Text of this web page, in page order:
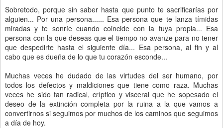
Sobretodo, porque sin saber hasta que punto te sacrificarías por
alguien... Por una persona...... Esa persona que te lanza tímidas
miradas y te sonríe cuando coincide con la tuya propia... Esa
persona con la que deseas que el tiempo no avanze para no tener
que despedirte hasta el siguiente día... Esa persona, al fin y al
cabo que es dueña de lo que tu corazón esconde...
Muchas veces he dudado de las virtudes del ser humano, por
todos los defectos y maldiciones que tiene como raza. Muchas
veces he sido tan radical, críptico y visceral que he sopesado el
deseo de la extinción completa por la ruina a la que vamos a
convertirnos si seguimos por muchos de los caminos que seguimos
a día de hoy.